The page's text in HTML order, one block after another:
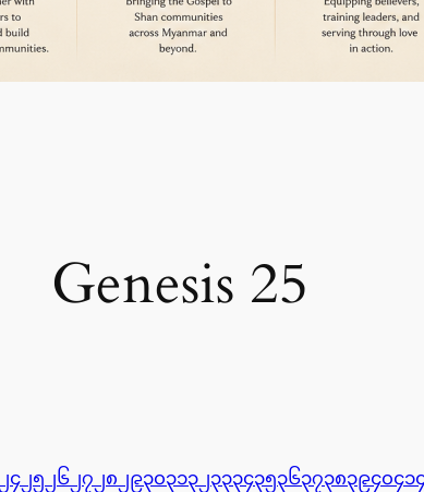
Genesis 25
၂၄ ၂၅ ၂၆ ၂၇ ၂၈ ၂၉၃၀၃၁၃၂၃၃၃၄၃၅၃၆၃၇၃၈၃၉၄၀၄၁